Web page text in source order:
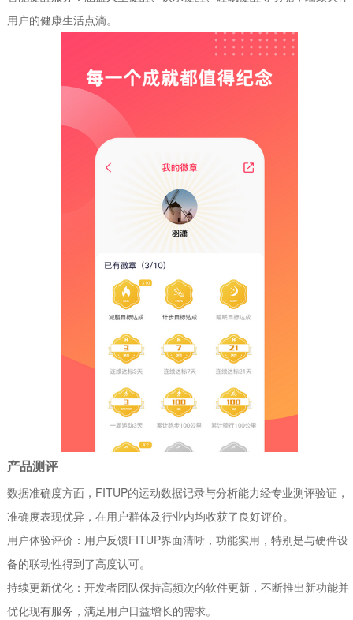
用户的健康生活点滴。
产品测评
数据准确度方面，FITUP的运动数据记录与分析能力经专业测评验证，
准确度表现优异，在用户群体及行业内均收获了良好评价。
用户体验评价：用户反馈FITUP界面清晰，功能实用，特别是与硬件设
备的联动性得到了高度认可。
持续更新优化：开发者团队保持高频次的软件更新，不断推出新功能并
优化现有服务，满足用户日益增长的需求。